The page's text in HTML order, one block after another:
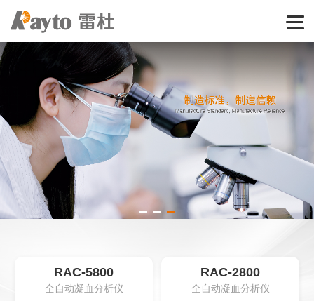
RAC-5800
全自动凝血分析仪
RAC-2800
全自动凝血分析仪